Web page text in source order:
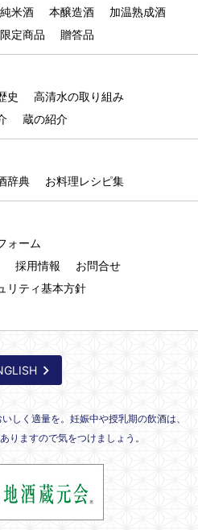
純米酒 本醸造酒
加温熟成酒
限定商品 贈答品
史
高清水の取り組み
蔵の紹介
辞典 お料理レシピ集
ォーム
採用情報
お問合せ
リティ基本方針
しく適量を。妊娠中や授乳期の飲酒は、
りますので気をつけましょう。